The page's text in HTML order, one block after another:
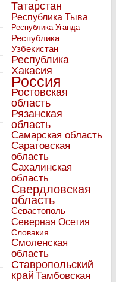
Татарстан
Республика Тыва
Республика Уганда
Республика
Узбекистан
Республика
Хакасия
Россия
Ростовская
область
Рязанская
область
Самарская область
Саратовская
область
Сахалинская
область
Свердловская
область
Севастополь
Северная Осетия
Словакия
Смоленская
область
Ставропольский
край Тамбовская